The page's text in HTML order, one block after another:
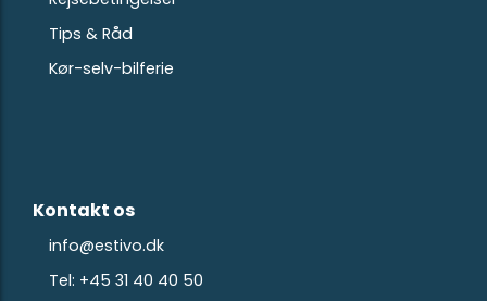
Tips & Råd
Kør-selv-bilferie
Kontakt os
info@estivo.dk
Tel: +45 31 40 40 50